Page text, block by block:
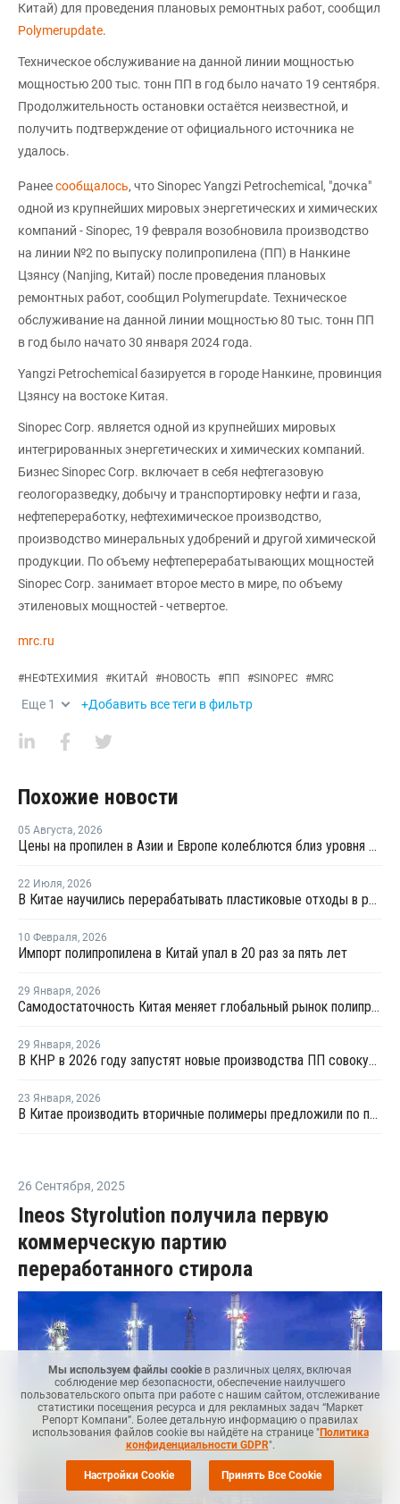
Китай) для проведения плановых ремонтных работ, сообщил
Polymerupdate.
Техническое обслуживание на данной линии мощностью
мощностью 200 тыс. тонн ПП в год было начато 19 сентября.
Продолжительность остановки остаётся неизвестной, и
получить подтверждение от официального источника не
удалось.
Ранеесообщалось, что Sinopec Yangzi Petrochemical, "дочка"
одной из крупнейших мировых энергетических и химических
компаний - Sinopec, 19 февраля возобновила производство
на линии №2 по выпуску полипропилена (ПП) в Нанкине
Цзянсу (Nanjing, Китай) после проведения плановых
ремонтных работ, сообщил Polymerupdate. Техническое
обслуживание на данной линии мощностью 80 тыс. тонн ПП
в год было начато 30 января 2024 года.
Yangzi Petrochemical базируется в городе Нанкине, провинция
Цзянсу на востоке Китая.
Sinopec Corp. является одной из крупнейших мировых
интегрированных энергетических и химических компаний.
Бизнес Sinopec Corp. включает в себя нефтегазовую
геологоразведку, добычу и транспортировку нефти и газа,
нефтепереработку, нефтехимическое производство,
производство минеральных удобрений и другой химической
продукции. По объему нефтеперерабатывающих мощностей
Sinopec Corp. занимает второе место в мире, по объему
этиленовых мощностей - четвертое.
mrc.ru
#НЕФТЕХИМИЯ #КИТАЙ #НОВОСТЬ #ПП #SINOPEC #MRC
Еще 1 +Добавить все теги в фильтр
Похожие новости
05 Августа, 2026
Цены на пропилен в Азии и Европе колеблются близ уровня в USD1000
22 Июля, 2026
В Китае научились перерабатывать пластиковые отходы в реактивное топливо с эффективностью 82%
10 Февраля, 2026
Импорт полипропилена в Китай упал в 20 раз за пять лет
29 Января, 2026
Самодостаточность Китая меняет глобальный рынок полипропилена
29 Января, 2026
В КНР в 2026 году запустят новые производства ПП совокупной мощностью 4,9 млн тонн
23 Января, 2026
В Китае производить вторичные полимеры предложили по принципу конструкторов LEGO
26 Сентября, 2025
Ineos Styrolution получила первую
коммерческую партию
переработанного стирола
Мы используем файлы cookie в различных целях, включая
соблюдение мер безопасности, обеспечение наилучшего
пользовательского опыта при работе с нашим сайтом, отслеживание
статистики посещения ресурса и для рекламных задач “Маркет
Репорт Компани”. Более детальную информацию о правилах
использования файлов cookie вы найдёте на странице "Политика
конфиденциальности GDPR".
Настройки Cookie Принять Все Cookie